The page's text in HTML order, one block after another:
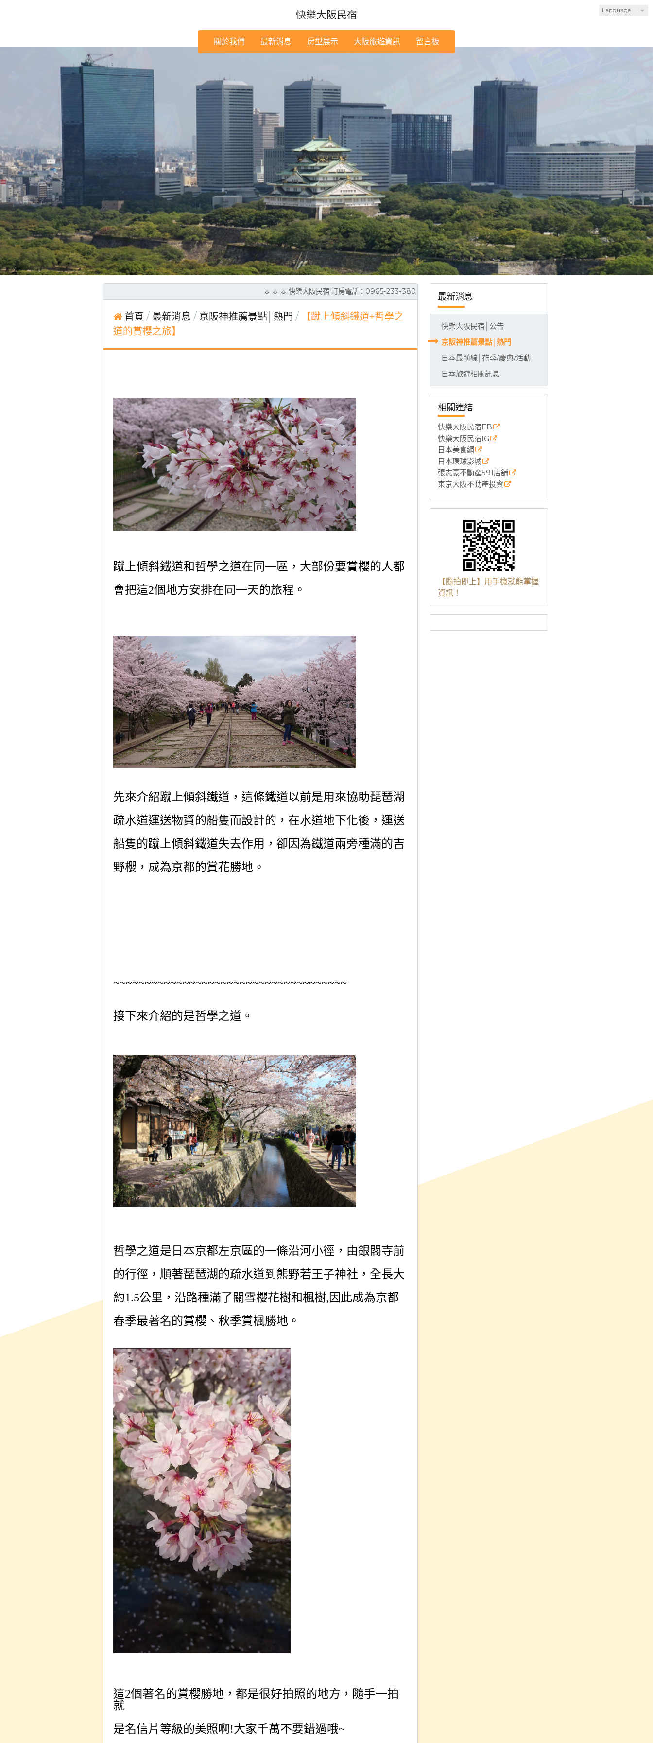
Language
快樂大阪民宿
關於我們 最新消息 房型展示 大阪旅遊資訊 留言板
最新消息
快樂大阪民宿│公告
京阪神推薦景點│熱門
日本最前線│花季/慶典/活動
日本旅遊相關訊息
相關連結
快樂大阪民宿FB
快樂大阪民宿IG
日本美食網
日本環球影城
張志豪不動產591店舖
東京大阪不動產投資
【隨拍即上】用手機就能掌握
資訊！
☼ ☼ ☼ 快樂大阪民宿 訂房電話：0965-233-380 (LINE)，大阪市中心合法民宿，整棟全新裝潢，房間整層獨立進出，3分鐘步行
首頁 最新消息 京阪神推薦景點│熱門
【蹴上傾斜鐵道+哲學之
道的賞櫻之旅】
蹴上傾斜鐵道和哲學之道在同一區，大部份要賞櫻的人都
會把這2個地方安排在同一天的旅程。
先來介紹蹴上傾斜鐵道，這條鐵道以前是用來協助琵琶湖
疏水道運送物資的船隻而設計的，在水道地下化後，運送
船隻的蹴上傾斜鐵道失去作用，卻因為鐵道兩旁種滿的吉
野櫻，成為京都的賞花勝地。
~~~~~~~~~~~~~~~~~~~~~~~~~~~~~~~~~~~~~
接下來介紹的是哲學之道。
哲學之道是日本京都左京區的一條沿河小徑，由銀閣寺前
的行徑，順著琵琶湖的疏水道到熊野若王子神社，全長大
約1.5公里，沿路種滿了關雪櫻花樹和楓樹, 因此成為京都
春季最著名的賞櫻、秋季賞楓勝地。
這2個著名的賞櫻勝地，都是很好拍照的地方，隨手一拍
就
是名信片等級的美照啊 !大家千萬不要錯過哦~